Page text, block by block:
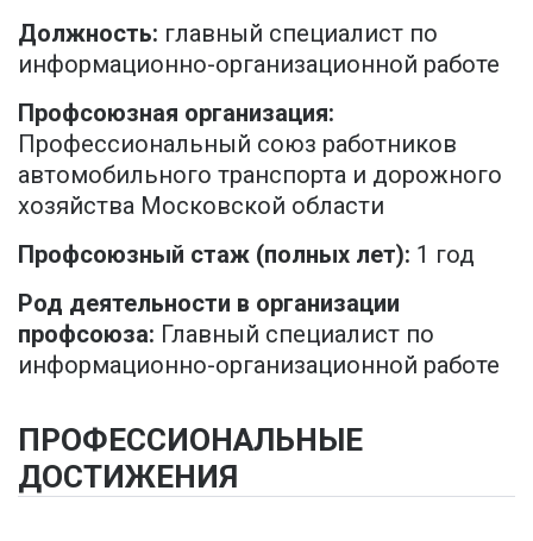
Должность: главный специалист по
информационно-организационной работе
Профсоюзная организация:
Профессиональный союз работников
автомобильного транспорта и дорожного
хозяйства Московской области
Профсоюзный стаж (полных лет): 1 год
Род деятельности в организации
профсоюза: Главный специалист по
информационно-организационной работе
ПРОФЕССИОНАЛЬНЫЕ
ДОСТИЖЕНИЯ